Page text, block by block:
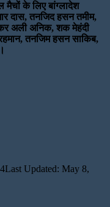
मैचों के लिए बांग्लादेश
दास, तनजिद हसन तमीम,
अली अनिक, शक मेहंदी
तनजिम हसन साकिब,
Last Updated: May 8,